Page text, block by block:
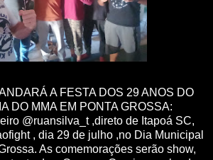
A FESTA DOS 29 ANOS DO
DO MMA EM PONTA GROSSA:
@ruansilva_t ,direto de Itapoá SC,
, dia 29 de julho ,no Dia Municipal
As comemorações serão show,